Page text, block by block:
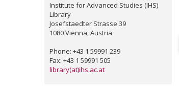
Institute for Advanced Studies (IHS)
Library
Josefstaedter Strasse 39
1080 Vienna, Austria
Phone: +43 1 59991 239
Fax: +43 1 59991 505
library(at)ihs.ac.at